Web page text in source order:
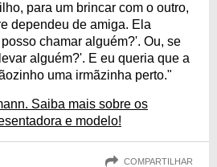
para um brincar com o outro,
dependeu de amiga. Ela
chamar alguém?'. Ou, se
alguém?'. E eu queria que a
uma irmãzinha perto."
Saiba mais sobre os
e modelo!
COMPARTILHAR